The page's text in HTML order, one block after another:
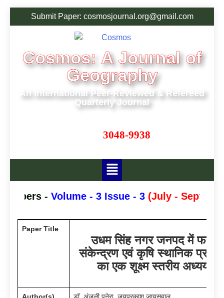
Submit Paper: cosmosjournal.org@gmail.com
Cosmos: A Journal of
Geography
An International Peer-Reviewed & Refereed
Quarterly Journal
3048-9938
Papers - Volume - 3 Issue - 3 (July -
Paper Title
उधम सिंह नगर जनपद में फसल
संकेन्द्रण एवं कृषि स्थानिक
का एक शूक्ष्म स्तरीय अध्ययन